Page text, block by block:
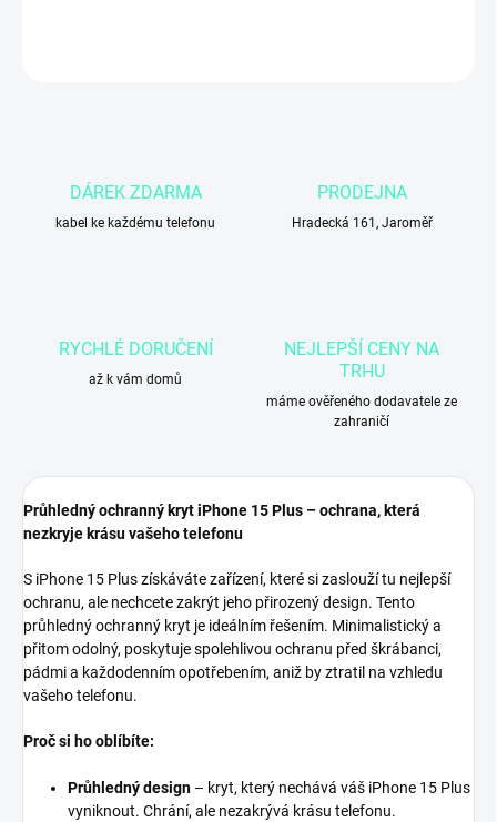
DÁREK ZDARMA
kabel ke každému telefonu
PRODEJNA
Hradecká 161, Jaroměř
RYCHLÉ DORUČENÍ
až k vám domů
NEJLEPŠÍ CENY NA
TRHU
máme ověřeného dodavatele ze
zahraničí
Průhledný ochranný kryt iPhone 15 Plus – ochrana, která
nezkryje krásu vašeho telefonu
S iPhone 15 Plus získáváte zařízení, které si zaslouží tu nejlepší
ochranu, ale nechcete zakrýt jeho přirozený design. Tento
průhledný ochranný kryt je ideálním řešením. Minimalistický a
přitom odolný, poskytuje spolehlivou ochranu před škrábanci,
pádmi a každodenním opotřebením, aniž by ztratil na vzhledu
vašeho telefonu.
Proč si ho oblíbíte:
Průhledný design – kryt, který nechává váš iPhone 15 Plus
vyniknout. Chrání, ale nezakrývá krásu telefonu.